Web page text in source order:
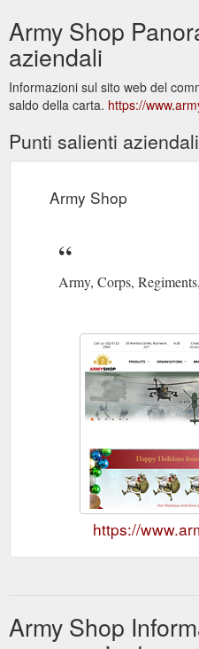
Army Shop
aziendali
Informazioni sul sito web del
saldo della carta. https://
Punti salienti aziendali
Army Shop
Army, Corps,
https://
Army Shop